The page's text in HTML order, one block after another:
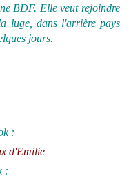
BDF. Elle veut rejoindre
luge, dans l'arrière pays
jours.
:
d'Emilie
: